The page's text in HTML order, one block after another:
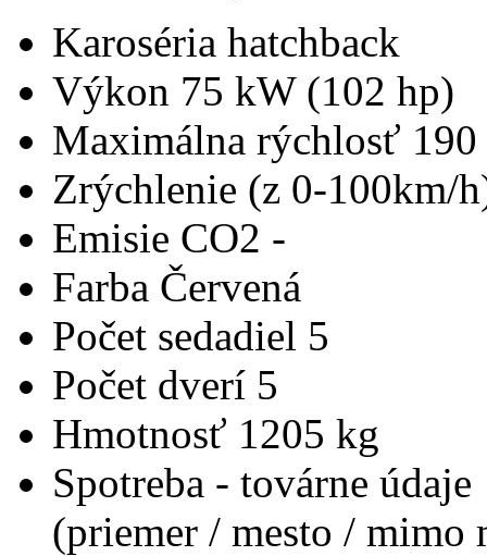
Karoséria hatchback
Výkon 75 kW (102 hp)
Maximálna rýchlosť
Zrýchlenie (z 0-100km/
Emisie CO2 -
Farba Červená
Počet sedadiel 5
Počet dverí 5
Hmotnosť 1205 kg
Spotreba - továrne údaje
(priemer / mesto / mimo